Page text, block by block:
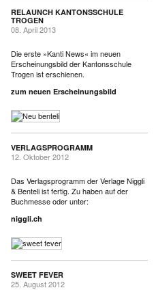
RELAUNCH KANTONSSCHULE
TROGEN
08. April 2013
Die erste »Kanti News« im neuen
Erscheinungsbild der Kantonsschule
Trogen ist erschienen.
zum neuen Erscheinungsbild
VERLAGSPROGRAMM
12. Oktober 2012
Das Verlagsprogramm der Verlage Niggli
& Benteli ist fertig. Zu haben auf der
Buchmesse oder unter:
niggli.ch
SWEET FEVER
25. August 2012